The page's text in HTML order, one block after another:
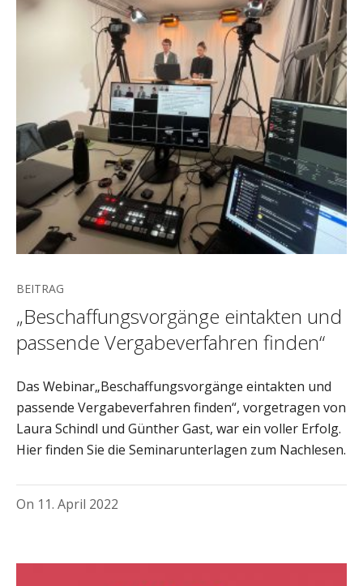
BEITRAG
„Beschaffungsvorgänge eintakten und
passende Vergabeverfahren finden“
Das Webinar„Beschaffungsvorgänge eintakten und
passende Vergabeverfahren finden“, vorgetragen von
Laura Schindl und Günther Gast, war ein voller Erfolg.
Hier finden Sie die Seminarunterlagen zum Nachlesen.
On 11. April 2022